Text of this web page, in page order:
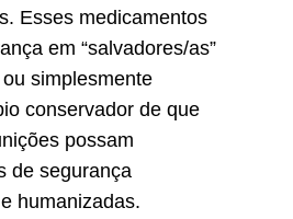
Esses medicamentos
em “salvadores/as”
simplesmente
conservador de que
possam
de segurança
humanizadas.